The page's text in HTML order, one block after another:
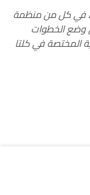
في كل من منظمة
وضع الخطوات
المختصة في كلتا